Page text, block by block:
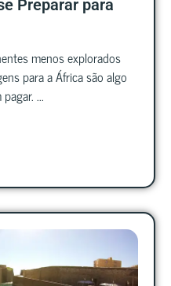
Preparar para
menos explorados
para a África são algo
...